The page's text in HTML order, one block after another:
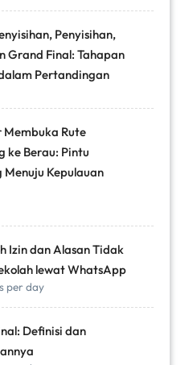
Penyisihan,
Grand Final: Tahapan
Pertandingan
Rute
ke Berau: Pintu
Kepulauan
Izin dan Alasan Tidak
lewat WhatsApp
per day
Definisi dan